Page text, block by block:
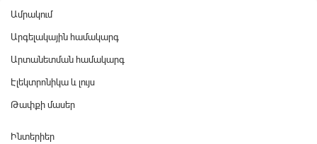
Ամրակում
Արգելակային համակարգ
Արտանետման համակարգ
Էլեկտրոնիկա և լույս
Թափքի մասեր
Ինտերիեր